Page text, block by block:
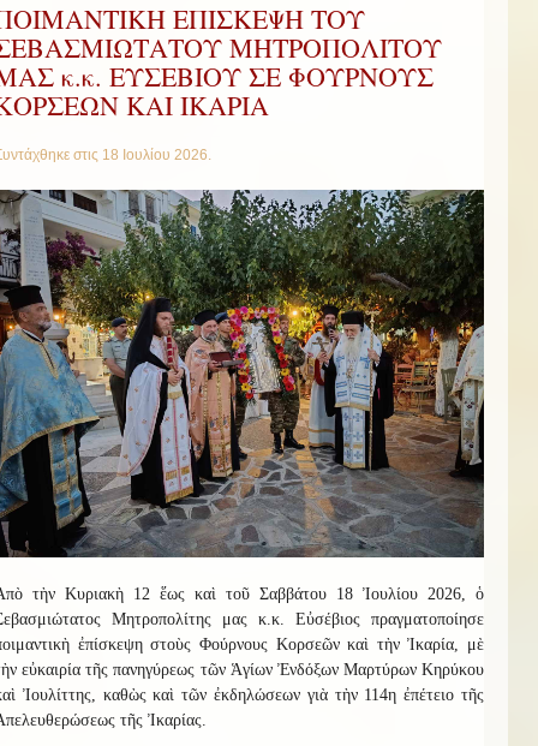
ΕΠΙΣΚΕΨΗ ΤΟΥ
ΜΗΤΡΟΠΟΛΙΤΟΥ
κ.κ. ΕΥΣΕΒΙΟΥ ΣΕ ΦΟΥΡΝΟΥΣ
ΚΑΙ ΙΚΑΡΙΑ
στις 18 Ιουλίου 2026.
τὴν Κυριακὴ 12 ἕως καὶ τοῦ Σαββάτου 18 Ἰουλίου 2026, ὁ
Μητροπολίτης μας κ.κ. Εὐσέβιος πραγματοποίησε
ἐπίσκεψη στοὺς Φούρνους Κορσεῶν καὶ τὴν Ἰκαρία, μὲ
εὐκαιρία τῆς πανηγύρεως τῶν Ἁγίων Ἐνδόξων Μαρτύρων Κηρύκου
Ἰουλίττης, καθὼς καὶ τῶν ἐκδηλώσεων γιὰ τὴν 114η ἐπέτειο τῆς
τῆς Ἰκαρίας.